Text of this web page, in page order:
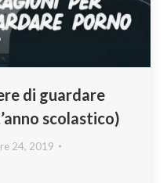
di guardare
scolastico)
24, 2019